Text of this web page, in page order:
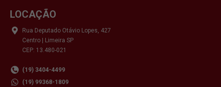
LOCAÇÃO
Rua Deputado Otávio Lopes, 427
Centro | Limeira SP
CEP: 13.480-021
(19) 3404-4499
(19) 99368-1809